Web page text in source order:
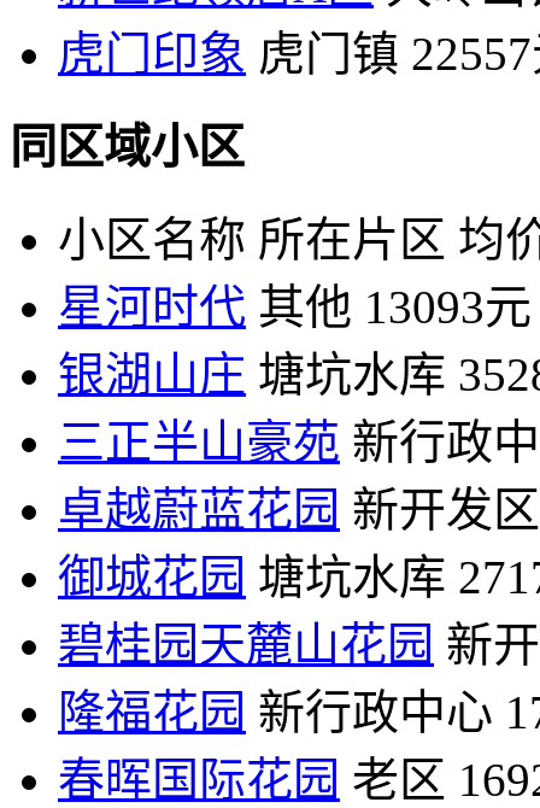
虎门印象 虎门镇
同区域小区
小区名称 所在片区 均
星河时代 其他 13093元
银湖山庄 塘坑水库
三正半山豪苑 新行政
卓越蔚蓝花园 新开发区
御城花园 塘坑水库
碧桂园天麓山花园 新
隆福花园 新行政中心
春晖国际花园 老区